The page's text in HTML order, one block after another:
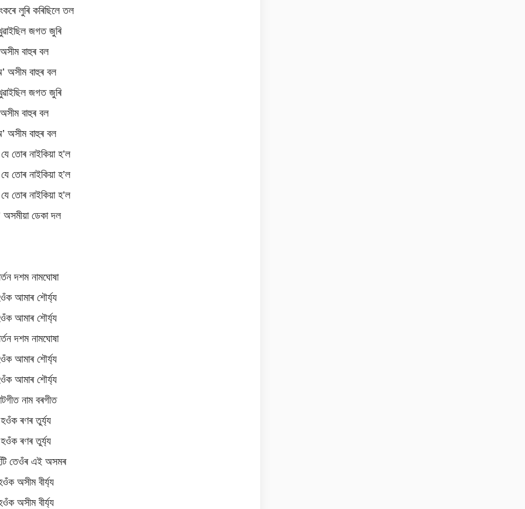
লুৰি কৰিছিলে তল
জগত জুৰি
অসীম বাহুৰ বল
অসীম বাহুৰ বল
জগত জুৰি
অসীম বাহুৰ বল
অসীম বাহুৰ বল
তোৰ নাইকিয়া হ’ল
তোৰ নাইকিয়া হ’ল
তোৰ নাইকিয়া হ’ল
অসমীয়া ডেকা দল
দশম নামঘোষা
আমাৰ শৌৰ্য্য
আমাৰ শৌৰ্য্য
দশম নামঘোষা
আমাৰ শৌৰ্য্য
আমাৰ শৌৰ্য্য
নাম বৰগীত
হওঁক ৰণৰ তুৰ্য্য
হওঁক ৰণৰ তুৰ্য্য
তেওঁৰ এই অসমৰ
অসীম বীৰ্য্য
অসীম বীৰ্য্য